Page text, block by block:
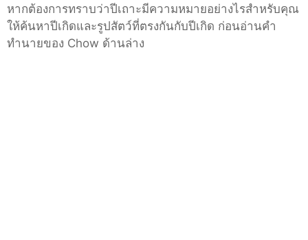
หากต้องการทราบว่าปีเถาะมีความหมายอย่างไรสำหรับคุณ
ให้ค้นหาปีเกิดและรูปสัตว์ที่ตรงกันกับปีเกิด ก่อนอ่านคำ
ทำนายของ Chow ด้านล่าง